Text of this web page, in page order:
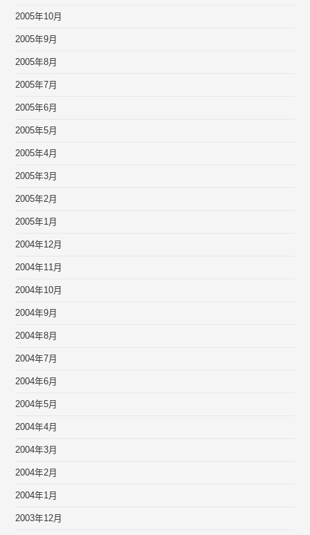
2005年10月
2005年9月
2005年8月
2005年7月
2005年6月
2005年5月
2005年4月
2005年3月
2005年2月
2005年1月
2004年12月
2004年11月
2004年10月
2004年9月
2004年8月
2004年7月
2004年6月
2004年5月
2004年4月
2004年3月
2004年2月
2004年1月
2003年12月